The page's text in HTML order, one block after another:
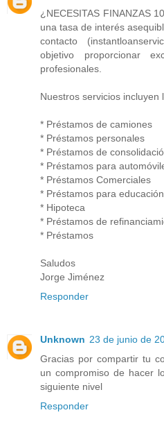
¿NECESITAS FINANZAS
una tasa de interés
contacto
objetivo proporcionar
profesionales.
Nuestros servicios incluyen
* Préstamos de camiones
* Préstamos personales
* Préstamos de
* Préstamos para
* Préstamos Comerciales
* Préstamos para educación
* Hipoteca
* Préstamos de
* Préstamos
Saludos
Jorge Jiménez
Responder
Unknown 23 de junio de
Gracias por compartir tu
un compromiso de hacer
siguiente nivel
Responder